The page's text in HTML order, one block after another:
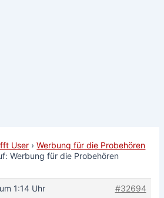
User › Werbung für die Probehören
Werbung für die Probehören
1:14 Uhr #32694